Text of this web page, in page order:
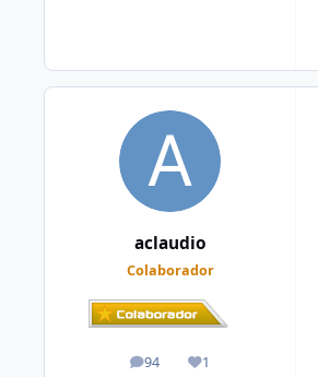
aclaudio
Colaborador
94
posts 1
Reputação